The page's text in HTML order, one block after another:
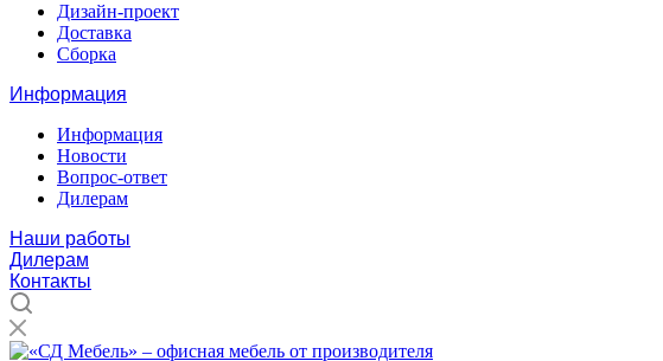
Дизайн-проект
Доставка
Сборка
Информация
Информация
Новости
Вопрос-ответ
Дилерам
Наши работы
Дилерам
Контакты